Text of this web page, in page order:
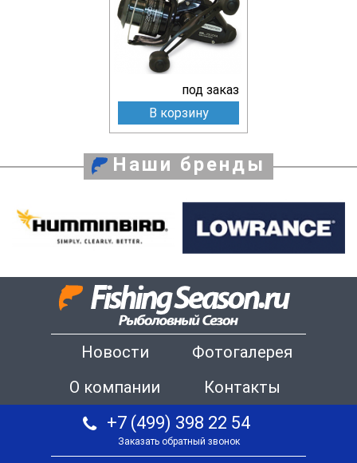
под заказ
В корзину
Наши бренды
Новости
Фотогалерея
О компании
Контакты
+7 (499) 398 22 54
Заказать обратный звонок